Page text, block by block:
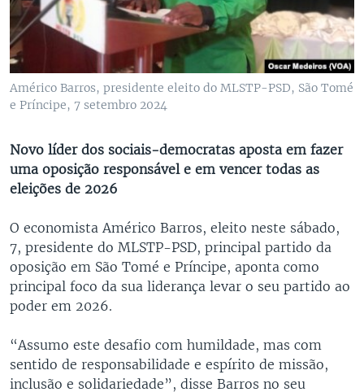
Américo Barros, presidente eleito do MLSTP-PSD, São Tomé
e Príncipe, 7 setembro 2024
Novo líder dos sociais-democratas aposta em fazer
uma oposição responsável e em vencer todas as
eleições de 2026
O economista Américo Barros, eleito neste sábado,
7, presidente do MLSTP-PSD, principal partido da
oposição em São Tomé e Príncipe, aponta como
principal foco da sua liderança levar o seu partido ao
poder em 2026.
“Assumo este desafio com humildade, mas com
sentido de responsabilidade e espírito de missão,
inclusão e solidariedade”, disse Barros no seu